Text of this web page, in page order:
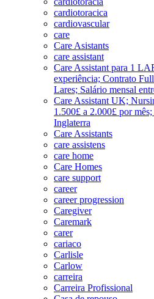
cardiotoracica
cardiovascular
care
Care Asistants
care assistant
Care Assistant para 1
experiência; Contrato
Lares; Salário mensal
Care Assistant UK;
1.500£ a 2.000£ por
Inglaterra
Care Assistants
care assistens
care home
Care Homes
care support
career
career progression
Caregiver
Caremark
carer
cariaco
Carlisle
Carlow
carreira
Carreira Profissional